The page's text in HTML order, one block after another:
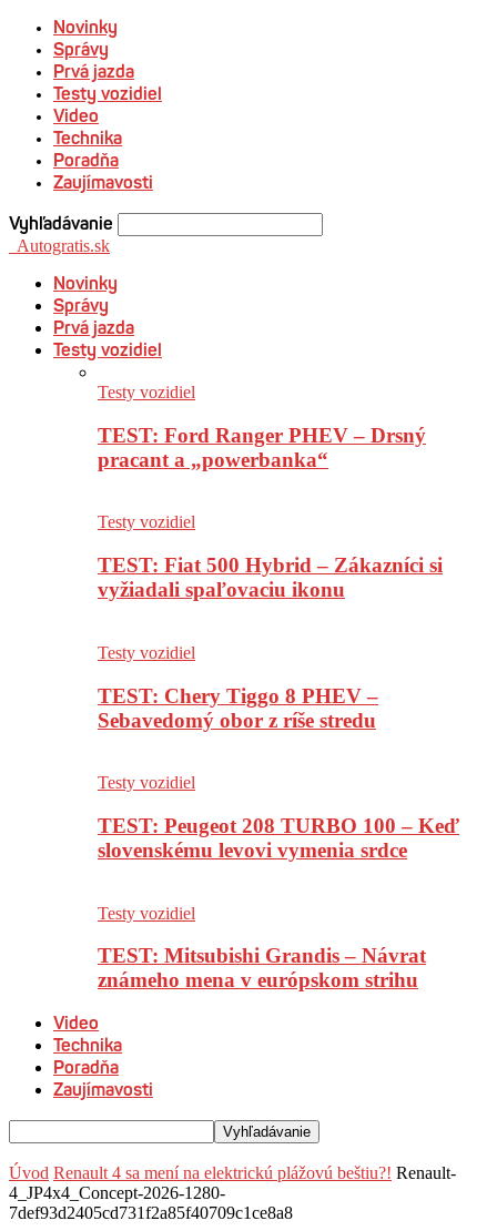
Novinky
Správy
Prvá jazda
Testy vozidiel
Video
Technika
Poradňa
Zaujímavosti
Vyhľadávanie
Autogratis.sk
Novinky
Správy
Prvá jazda
Testy vozidiel
Testy vozidiel
TEST: Ford Ranger PHEV – Drsný
pracant a „powerbanka“
Testy vozidiel
TEST: Fiat 500 Hybrid – Zákazníci si
vyžiadali spaľovaciu ikonu
Testy vozidiel
TEST: Chery Tiggo 8 PHEV –
Sebavedomý obor z ríše stredu
Testy vozidiel
TEST: Peugeot 208 TURBO 100 – Keď
slovenskému levovi vymenia srdce
Testy vozidiel
TEST: Mitsubishi Grandis – Návrat
známeho mena v európskom strihu
Video
Technika
Poradňa
Zaujímavosti
Úvod Renault 4 sa mení na elektrickú plážovú beštiu?! Renault-
4_JP4x4_Concept-2026-1280-
7def93d2405cd731f2a85f40709c1ce8a8